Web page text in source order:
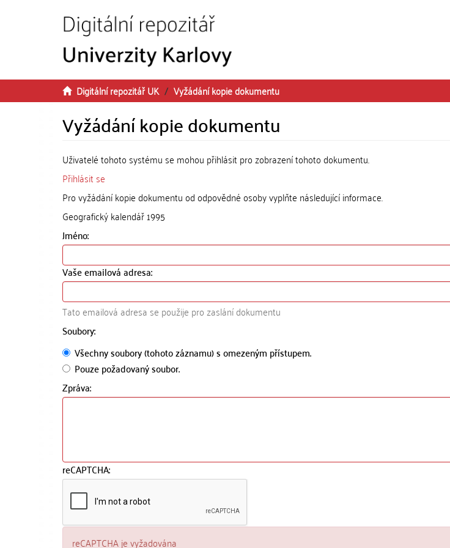
Digitální repozitář UK Vyžádání kopie dokumentu
Vyžádání kopie dokumentu
Uživatelé tohoto systému se mohou přihlásit pro zobrazení tohoto dokumentu.
Přihlásit se
Pro vyžádání kopie dokumentu od odpovědné osoby vyplňte následující informace.
Geografický kalendář 1995
Jméno:
Vaše emailová adresa:
Tato emailová adresa se použije pro zaslání dokumentu
Soubory:
Všechny soubory (tohoto záznamu) s omezeným přístupem.
Pouze požadovaný soubor.
Zpráva:
reCAPTCHA:
reCAPTCHA je vyžadována